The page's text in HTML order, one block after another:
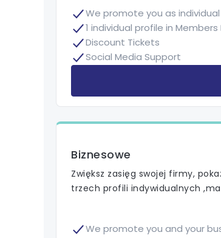
We promote you as individual
1 individual profile in
Discount Tickets
Social Media Support
Biznesowe
Zwiększ zasięg swojej firmy,
trzech profili indywidualnych
We promote you and your